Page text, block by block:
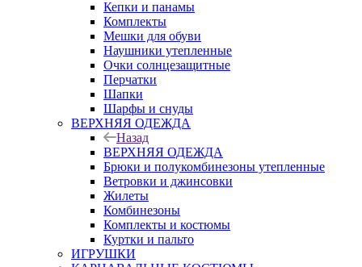
Кепки и панамы
Комплекты
Мешки для обуви
Наушники утепленные
Очки солнцезащитные
Перчатки
Шапки
Шарфы и снуды
ВЕРХНЯЯ ОДЕЖДА
Назад
ВЕРХНЯЯ ОДЕЖДА
Брюки и полукомбинезоны утепленные
Ветровки и джинсовки
Жилеты
Комбинезоны
Комплекты и костюмы
Куртки и пальто
ИГРУШКИ